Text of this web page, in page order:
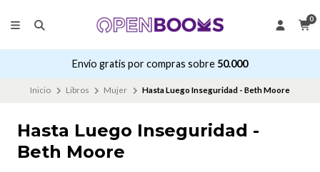
0
Envío gratis por compras sobre 50.000
Inicio Libros Mujer Hasta Luego Inseguridad - Beth Moore
Hasta Luego Inseguridad -
Beth Moore